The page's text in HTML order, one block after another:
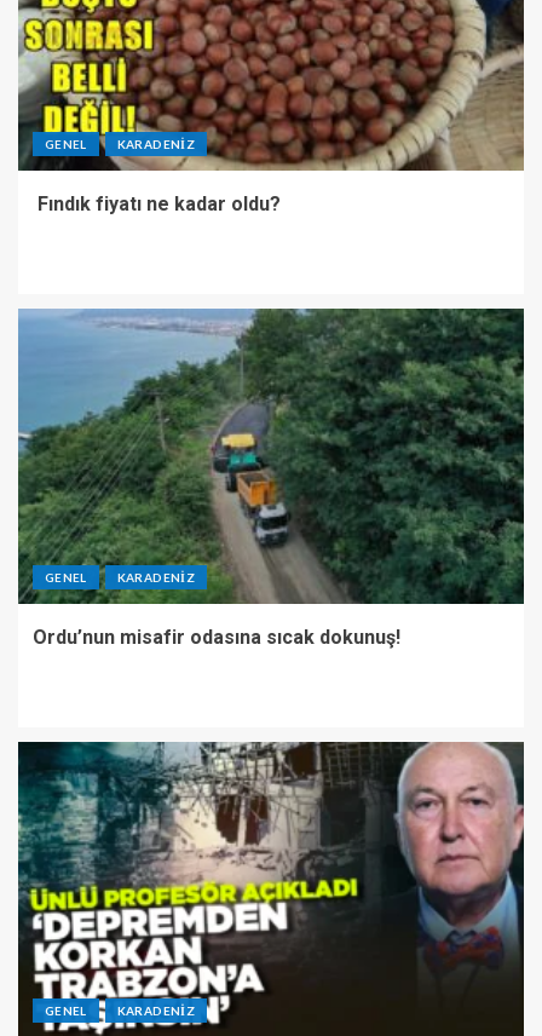
GENEL KARADENIZ
Fındık fiyatı ne kadar oldu?
GENEL KARADENIZ
Ordu’nun misafir odasına sıcak dokunuş!
GENEL KARADENIZ